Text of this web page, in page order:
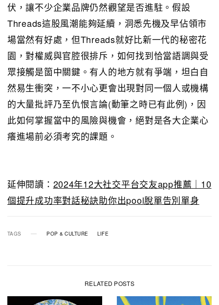
伏，讓不少企業品牌仍然觀望是否進駐。假設
Threads這股風潮能夠延續，洞悉先機及早佔領市
場當然有好處，但Threads就好比新一代的秘密花
園，對權威與官腔很排斥，如何找到恰當語調與受
眾接觸是箇中關鍵。有人的地方就有爭端，坦白自
然易生衝突，一不小心更會出現對同一個人或機構
的大量批評乃至仇恨言論(動筆之時已有此例)，因
此如何掌握當中的風險與機會，絕對是各大企業心
癢進場前必須考究的課題。
延伸閱讀： 2024年12大社交平台交友app推薦｜10
個提升成功率對話秘訣助你出pool脫單告別單身
TAGS POP & CULTURE LIFE
RELATED POSTS